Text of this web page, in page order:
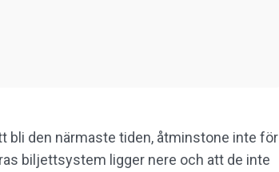
bli den närmaste tiden, åtminstone inte för
biljettsystem ligger nere och att de inte